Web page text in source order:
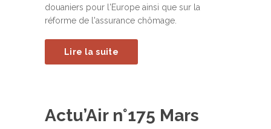
douaniers pour l'Europe ainsi que sur la
réforme de l'assurance chômage.
Lire la suite
Actu’Air n°175 Mars